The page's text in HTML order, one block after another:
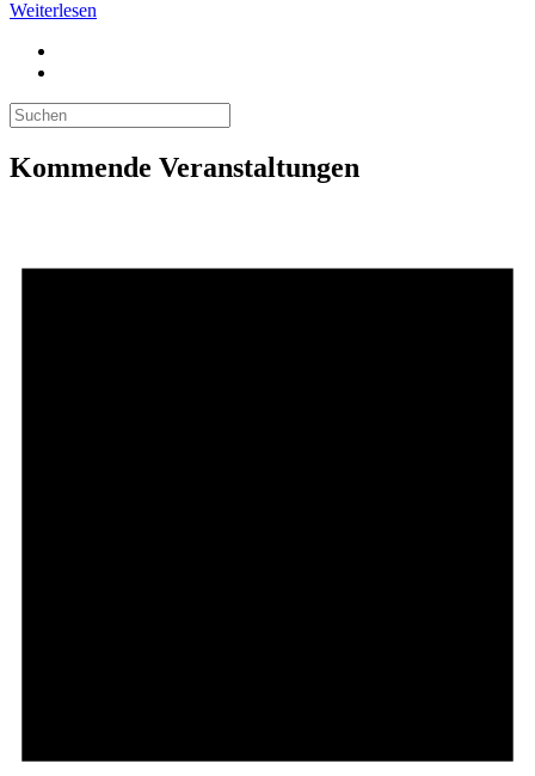
Weiterlesen
Kommende Veranstaltungen